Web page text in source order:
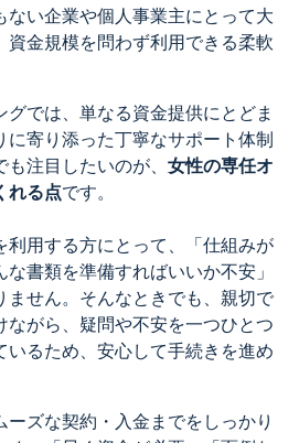
ない企業や個人事業主にとって大
資金規模を問わず利用できる柔軟
グでは、単なる資金提供にとどま
に寄り添った丁寧なサポート体制
注目したいのが、 女性の専任オ
れる点です。
利用する方にとって、「仕組みが
書類を準備すればいいか不安」
ません。そんなときでも、親切で
ながら、疑問や不安を一つひとつ
いるため、安心して手続きを進め
ーズな契約・入金までをしっかり